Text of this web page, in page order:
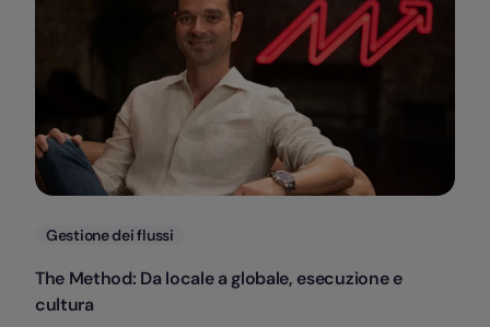
Categorie
Gestione dei flussi
The Method: Da locale a globale, esecuzione e
cultura